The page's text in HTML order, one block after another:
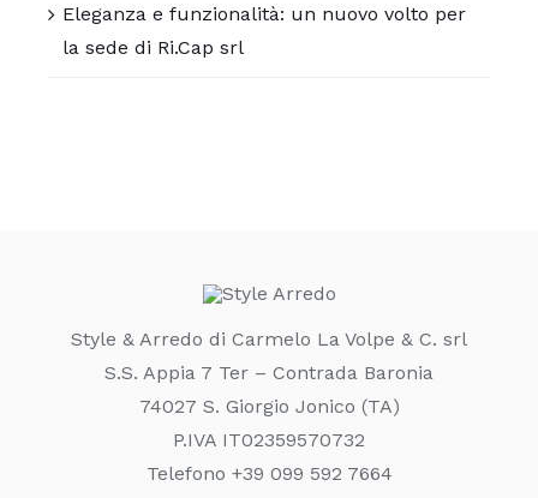
Eleganza e funzionalità: un nuovo volto per
la sede di Ri.Cap srl
Style & Arredo di Carmelo La Volpe & C. srl
S.S. Appia 7 Ter – Contrada Baronia
74027 S. Giorgio Jonico (TA)
P.IVA IT02359570732
Telefono +39 099 592 7664